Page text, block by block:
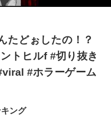
たどぉしたの！？
トヒルf #切り抜き
#ホラーゲーム
ング